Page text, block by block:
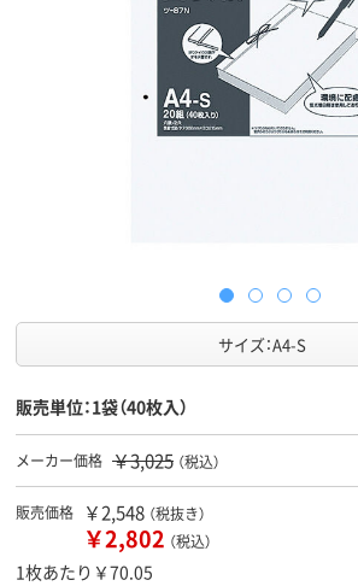
サイズ：A4-S
販売単位：1袋（40枚入）
メーカー価格 ￥3,025 （税込）
販売価格 ￥2,548 （税抜き）
￥2,802 （税込）
1枚あたり￥70.05